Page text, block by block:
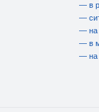
— в
—
— на
— в
— на